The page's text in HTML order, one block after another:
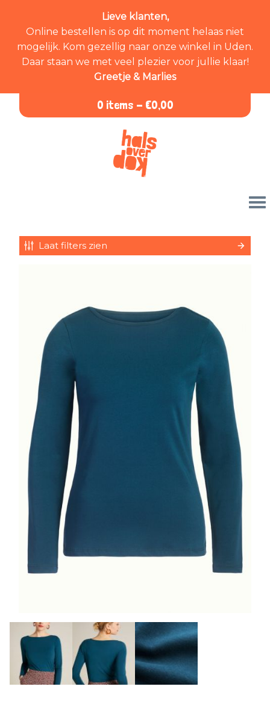
Lieve klanten,
Online bestellen is op dit moment helaas niet
mogelijk. Kom gezellig naar onze winkel in Uden.
Daar staan we met veel plezier voor jullie klaar!
Greetje & Marlies
0 items - €0,00
Laat filters zien